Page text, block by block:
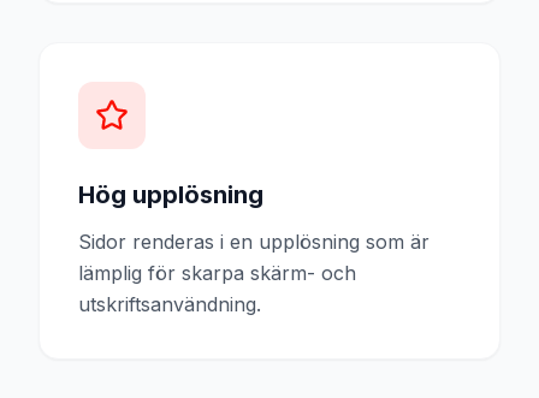
Hög upplösning
Sidor renderas i en upplösning som är
lämplig för skarpa skärm- och
utskriftsanvändning.